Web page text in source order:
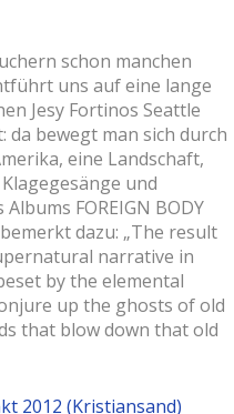
schon manchen
uns auf eine lange
Jesy Fortinos Seattle
da bewegt man sich durch
eine Landschaft,
und
FOREIGN BODY
dazu: „The result
narrative in
by the elemental
up the ghosts of old
that blow down that old
2012 (Kristiansand)